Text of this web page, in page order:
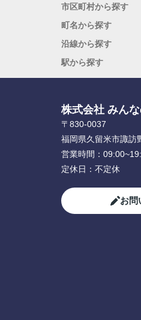
市区町村から探す
町名から探す
沿線から探す
駅から探す
株式会社 みん
〒830-0037
福岡県久留米市諏訪
営業時間：
定休日： 不定休
お問